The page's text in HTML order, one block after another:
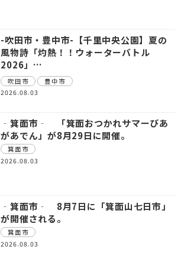
-吹田市・豊中市-【千里中央公園】夏の
風物詩「灼熱！！ウォーターバトル
2026」…
吹田市
豊中市
2026.08.03
‐箕面市‐ 「箕面おつかれサマーびあ
があでん」が8月29日に開催。
箕面市
2026.08.03
‐箕面市‐ 8月7日に「箕面山七日市」
が開催される。
箕面市
2026.08.03